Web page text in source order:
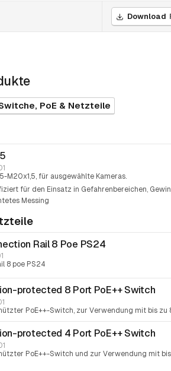
Download
PoE & Netzteile
M20x1,5, für ausgewählte Kameras.
für den Einsatz in Gefahrenbereichen
Messing
Rail 8 Poe PS24
8 poe PS24
protected 8 Port PoE++ Switch
PoE++-Switch, zur Verwendung mit bis zu
protected 4 Port PoE++ Switch
PoE++-Switch und zur Verwendung mit